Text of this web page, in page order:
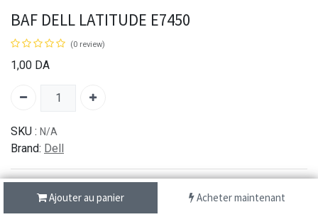
Ajouter au panier Acheter maintenant
BAF DELL LATITUDE E7450
(0 review)
1,00 DA
SKU : N/A
Brand: Dell
شحن سريع من 1 الى 3 ايام